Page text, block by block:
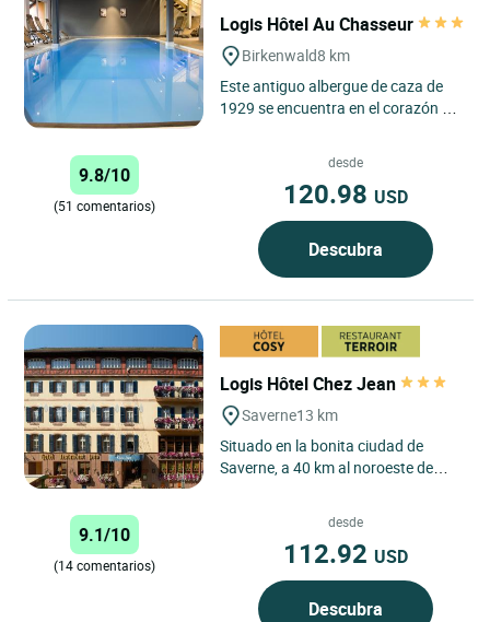
Logis Hôtel Au Chasseur
Birkenwald8 km
Este antiguo albergue de caza de
1929 se encuentra en el corazón de
9.8/10
(51 comentarios)
desde
120.98 USD
Descubra
Logis Hôtel Chez Jean
Saverne13 km
Situado en la bonita ciudad de
Saverne, a 40 km al noroeste de
9.1/10
(14 comentarios)
desde
112.92 USD
Descubra